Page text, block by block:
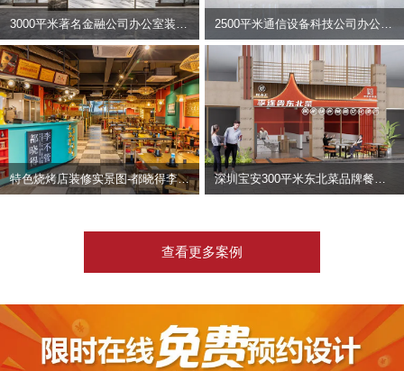
2500平米通信设备科技公司办公室设计 | 宇泰科技
特色烧烤店装修实景图-都晓得李不管
查看更多案例